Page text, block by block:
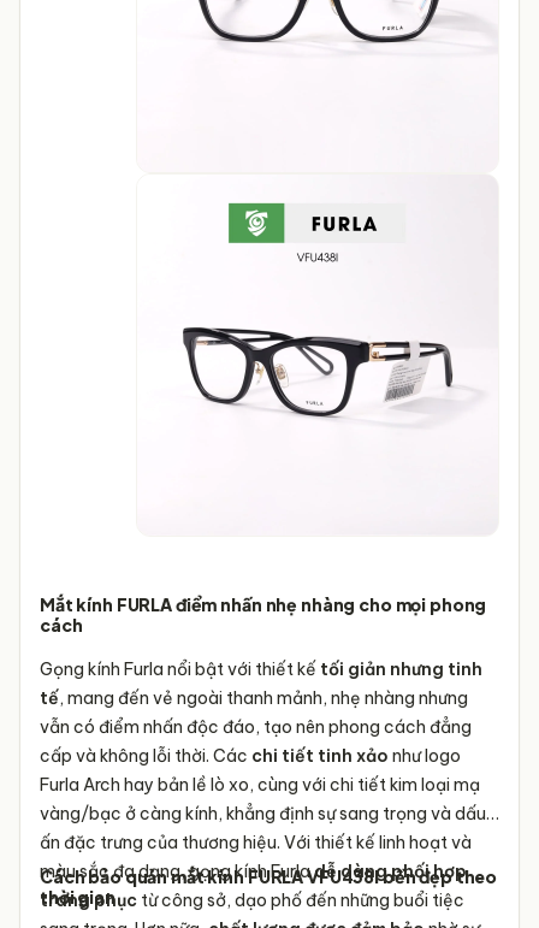
Mắt kính FURLA điểm nhấn nhẹ nhàng cho mọi phong
cách
Gọng kính Furla nổi bật với thiết kế tối giản nhưng tinh
tế, mang đến vẻ ngoài thanh mảnh, nhẹ nhàng nhưng
vẫn có điểm nhấn độc đáo, tạo nên phong cách đẳng
cấp và không lỗi thời. Các chi tiết tinh xảo như logo
Furla Arch hay bản lề lò xo, cùng với chi tiết kim loại mạ
vàng/bạc ở càng kính, khẳng định sự sang trọng và dấu
ấn đặc trưng của thương hiệu. Với thiết kế linh hoạt và
màu sắc đa dạng, gọng kính Furladễ dàng phối hợp
trang phục từ công sở, dạo phố đến những buổi tiệc
Cách bảo quản mắt kính FURLA VFU438I bền đẹp theo
thời gian